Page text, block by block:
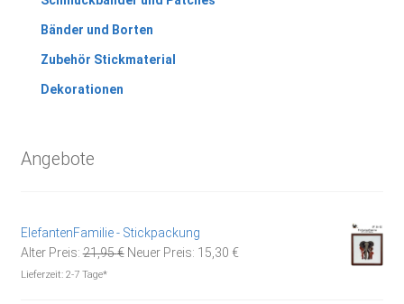
Bänder und Borten
Zubehör Stickmaterial
Dekorationen
Angebote
ElefantenFamilie - Stickpackung
Alter Preis: 21,95€ Ursprünglicher
Neuer Preis: 15,30 €Aktueller
Lieferzeit: 2-7 Tage*